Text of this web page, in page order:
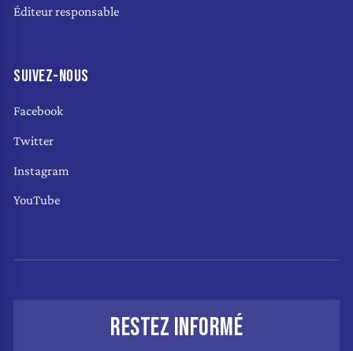
Éditeur responsable
SUIVEZ-NOUS
Facebook
Twitter
Instagram
YouTube
RESTEZ INFORMÉ